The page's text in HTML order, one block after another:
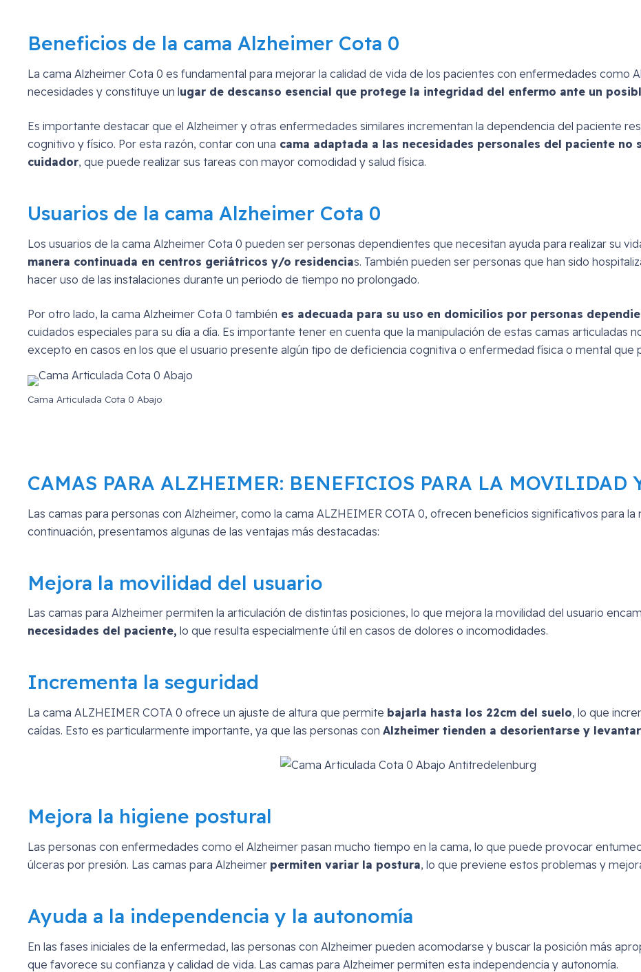
Beneficios de la cama Alzheimer Cota 0
La cama Alzheimer Cota 0 es fundamental para mejorar la calidad de vida de los pacientes con enfermedades como
necesidades y constituye un lugar de descanso esencial que protege la integridad del enfermo ante un
Es importante destacar que el Alzheimer y otras enfermedades similares incrementan la dependencia del paciente
cognitivo y físico. Por esta razón, contar con una cama adaptada a las necesidades personales del paciente
cuidador, que puede realizar sus tareas con mayor comodidad y salud física.
Usuarios de la cama Alzheimer Cota 0
Los usuarios de la cama Alzheimer Cota 0 pueden ser personas dependientes que necesitan ayuda para realizar su
manera continuada en centros geriátricos y/o residencias. También pueden ser personas que han sido
hacer uso de las instalaciones durante un periodo de tiempo no prolongado.
Por otro lado, la cama Alzheimer Cota 0 también es adecuada para su uso en domicilios por personas
cuidados especiales para su día a día. Es importante tener en cuenta que la manipulación de estas camas articuladas
excepto en casos en los que el usuario presente algún tipo de deficiencia cognitiva o enfermedad física o mental
Cama Articulada Cota 0 Abajo
CAMAS PARA ALZHEIMER: BENEFICIOS PARA LA MOVILIDAD
Las camas para personas con Alzheimer, como la cama ALZHEIMER COTA 0, ofrecen beneficios significativos para la
continuación, presentamos algunas de las ventajas más destacadas:
Mejora la movilidad del usuario
Las camas para Alzheimer permiten la articulación de distintas posiciones, lo que mejora la movilidad del usuario
necesidades del paciente, lo que resulta especialmente útil en casos de dolores o incomodidades.
Incrementa la seguridad
La cama ALZHEIMER COTA 0 ofrece un ajuste de altura que permite bajarla hasta los 22cm del suelo, lo que
caídas. Esto es particularmente importante, ya que las personas con Alzheimer tienden a desorientarse y
Mejora la higiene postural
Las personas con enfermedades como el Alzheimer pasan mucho tiempo en la cama, lo que puede provocar
úlceras por presión. Las camas para Alzheimer permiten variar la postura, lo que previene estos problemas y
Ayuda a la independencia y la autonomía
En las fases iniciales de la enfermedad, las personas con Alzheimer pueden acomodarse y buscar la posición más
que favorece su confianza y calidad de vida. Las camas para Alzheimer permiten esta independencia y autonomía.